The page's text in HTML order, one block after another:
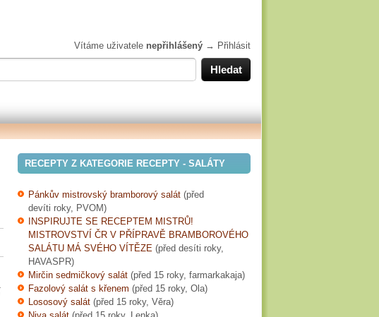
Vítáme uživatele nepřihlášený → Přihlásit
RECEPTY Z KATEGORIE RECEPTY - SALÁTY
Pánkův mistrovský bramborový salát (před
devíti roky, PVOM)
INSPIRUJTE SE RECEPTEM MISTRŮ!
MISTROVSTVÍ ČR V PŘÍPRAVĚ BRAMBOROVÉHO
SALÁTU MÁ SVÉHO VÍTĚZE (před desíti roky,
HAVASPR)
Mirčin sedmičkový salát (před 15 roky, farmarkakaja)
Fazolový salát s křenem (před 15 roky, Ola)
Lososový salát (před 15 roky, Věra)